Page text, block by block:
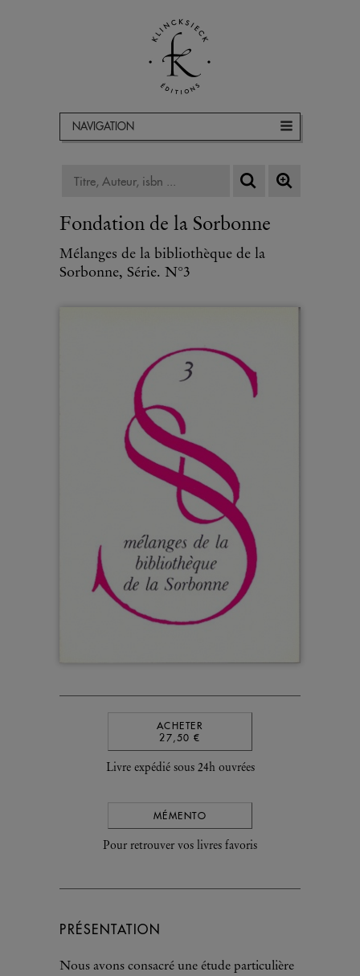
NAVIGATION
Fondation de la Sorbonne
Mélanges de la bibliothèque de la
Sorbonne, Série. N°3
ACHETER
27,50 €
Livre expédié sous 24h ouvrées
MÉMENTO
Pour retrouver vos livres favoris
PRÉSENTATION
Nous avons consacré une étude particulière